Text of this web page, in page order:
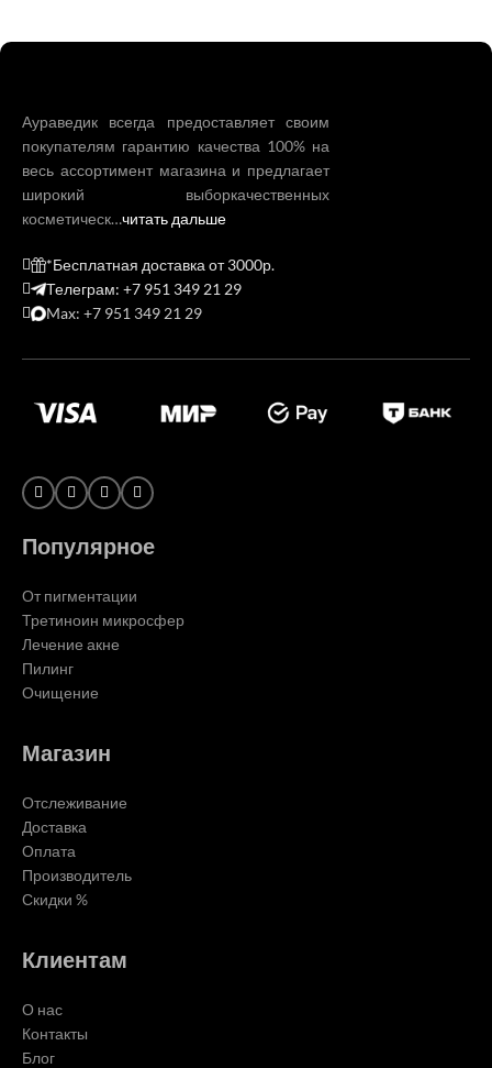
Аураведик всегда предоставляет своим
покупателям гарантию качества 100% на
весь ассортимент магазина и предлагает
широкий выборкачественных
косметическ…читать дальше
*Бесплатная доставка от 3000р.
Телеграм: +7 951 349 21 29
Max: +7 951 349 21 29
Популярное
От пигментации
Третиноин микросфер
Лечение акне
Пилинг
Очищение
Магазин
Отслеживание
Доставка
Оплата
Производитель
Скидки %
Клиентам
О нас
Контакты
Блог